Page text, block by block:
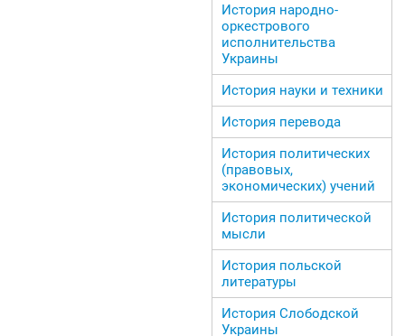
История народно-
оркестрового
исполнительства
Украины
История науки и техники
История перевода
История политических
(правовых,
экономических) учений
История политической
мысли
История польской
литературы
История Слободской
Украины